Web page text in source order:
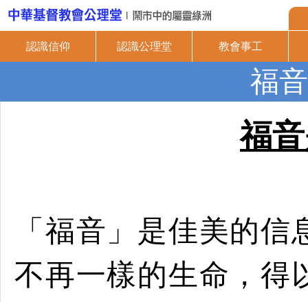
認識信仰 認識公理堂 教會事工
福
福
「福音」是佳美的
不再一樣的生命，得